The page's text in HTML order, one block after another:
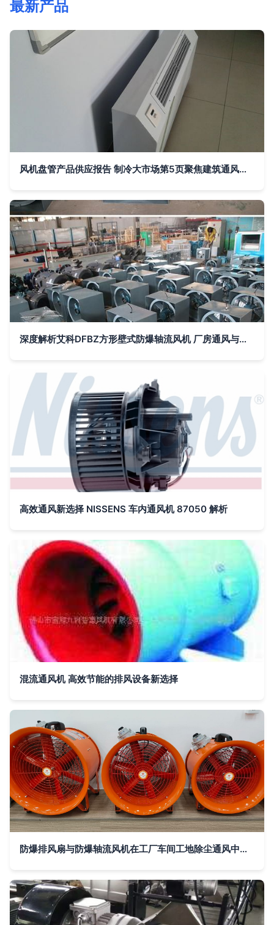
最新产品
风机盘管产品供应报告 制冷大市场第5页聚焦建筑通风能效
深度解析艾科DFBZ方形壁式防爆轴流风机 厂房通风与排烟散热的得力助手
高效通风新选择 NISSENS 车内通风机 87050 解析
混流通风机 高效节能的排风设备新选择
防爆排风扇与防爆轴流风机在工厂车间工地除尘通风中的应用